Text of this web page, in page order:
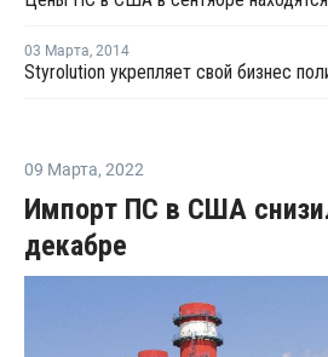
03 Марта, 2014
09 Марта, 2022
Импорт ПС в США
декабре